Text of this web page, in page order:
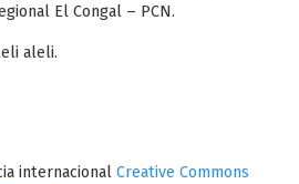
internacional Creative Commons
El Congal – PCN.
aleli.